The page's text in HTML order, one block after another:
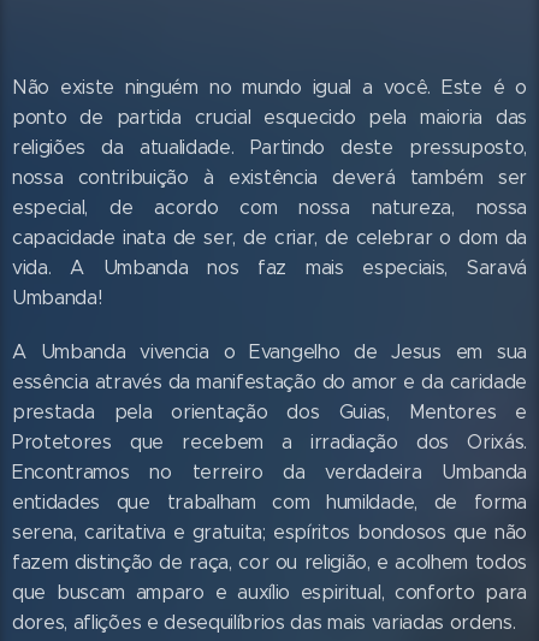
Não existe ninguém no mundo igual a você. Este é o
ponto de partida crucial esquecido pela maioria das
religiões da atualidade. Partindo deste pressuposto,
nossa contribuição à existência deverá também ser
especial, de acordo com nossa natureza, nossa
capacidade inata de ser, de criar, de celebrar o dom da
vida. A Umbanda nos faz mais especiais, Saravá
Umbanda!
A Umbanda vivencia o Evangelho de Jesus em sua
essência através da manifestação do amor e da caridade
prestada pela orientação dos Guias, Mentores e
Protetores que recebem a irradiação dos Orixás.
Encontramos no terreiro da verdadeira Umbanda
entidades que trabalham com humildade, de forma
serena, caritativa e gratuita; espíritos bondosos que não
fazem distinção de raça, cor ou religião, e acolhem todos
que buscam amparo e auxílio espiritual, conforto para
dores, aflições e desequilíbrios das mais variadas ordens.